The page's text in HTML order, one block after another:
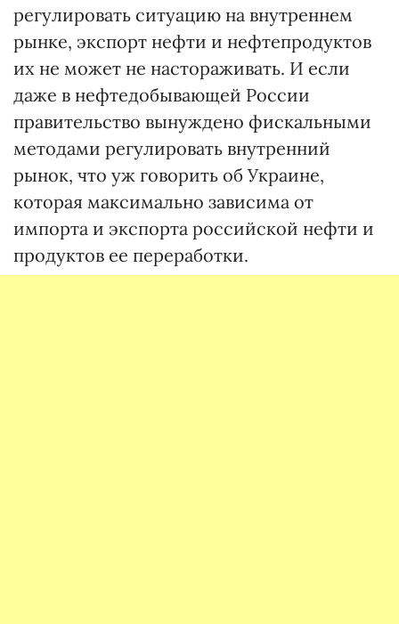
регулировать ситуацию на внутреннем
рынке, экспорт нефти и нефтепродуктов
их не может не настораживать. И если
даже в нефтедобывающей России
правительство вынуждено фискальными
методами регулировать внутренний
рынок, что уж говорить об Украине,
которая максимально зависима от
импорта и экспорта российской нефти и
продуктов ее переработки.